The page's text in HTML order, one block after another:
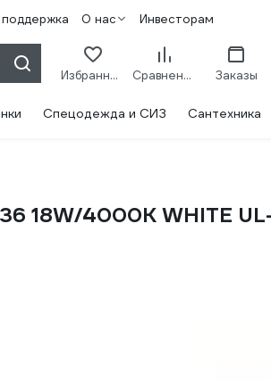
О нас Инвесторам
Избранное Сравнение Заказы
Спецодежда и СИЗ Сантехника
18W/4000K WHITE